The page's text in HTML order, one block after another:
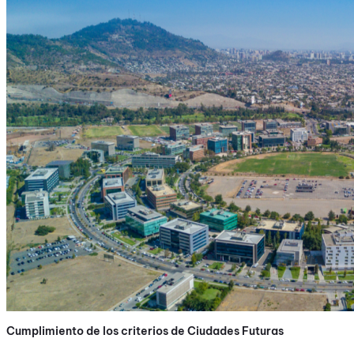
Cumplimiento de los criterios de Ciudades Futuras